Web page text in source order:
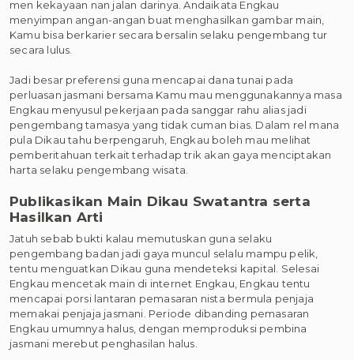
men kekayaan nan jalan darinya. Andaikata Engkau
menyimpan angan-angan buat menghasilkan gambar main,
Kamu bisa berkarier secara bersalin selaku pengembang tur
secara lulus.
Jadi besar preferensi guna mencapai dana tunai pada
perluasan jasmani bersama Kamu mau menggunakannya masa
Engkau menyusul pekerjaan pada sanggar rahu alias jadi
pengembang tamasya yang tidak cuman bias. Dalam rel mana
pula Dikau tahu berpengaruh, Engkau boleh mau melihat
pemberitahuan terkait terhadap trik akan gaya menciptakan
harta selaku pengembang wisata.
Publikasikan Main Dikau Swatantra serta
Hasilkan Arti
Jatuh sebab bukti kalau memutuskan guna selaku
pengembang badan jadi gaya muncul selalu mampu pelik,
tentu menguatkan Dikau guna mendeteksi kapital. Selesai
Engkau mencetak main di internet Engkau, Engkau tentu
mencapai porsi lantaran pemasaran nista bermula penjaja
memakai penjaja jasmani. Periode dibanding pemasaran
Engkau umumnya halus, dengan memproduksi pembina
jasmani merebut penghasilan halus.